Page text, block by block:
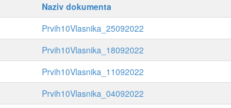
Naziv dokumenta
Prvih10Vlasnika_25092022
Prvih10Vlasnika_18092022
Prvih10Vlasnika_11092022
Prvih10Vlasnika_04092022